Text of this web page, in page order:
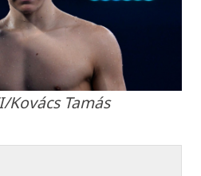
Kovács Tamás